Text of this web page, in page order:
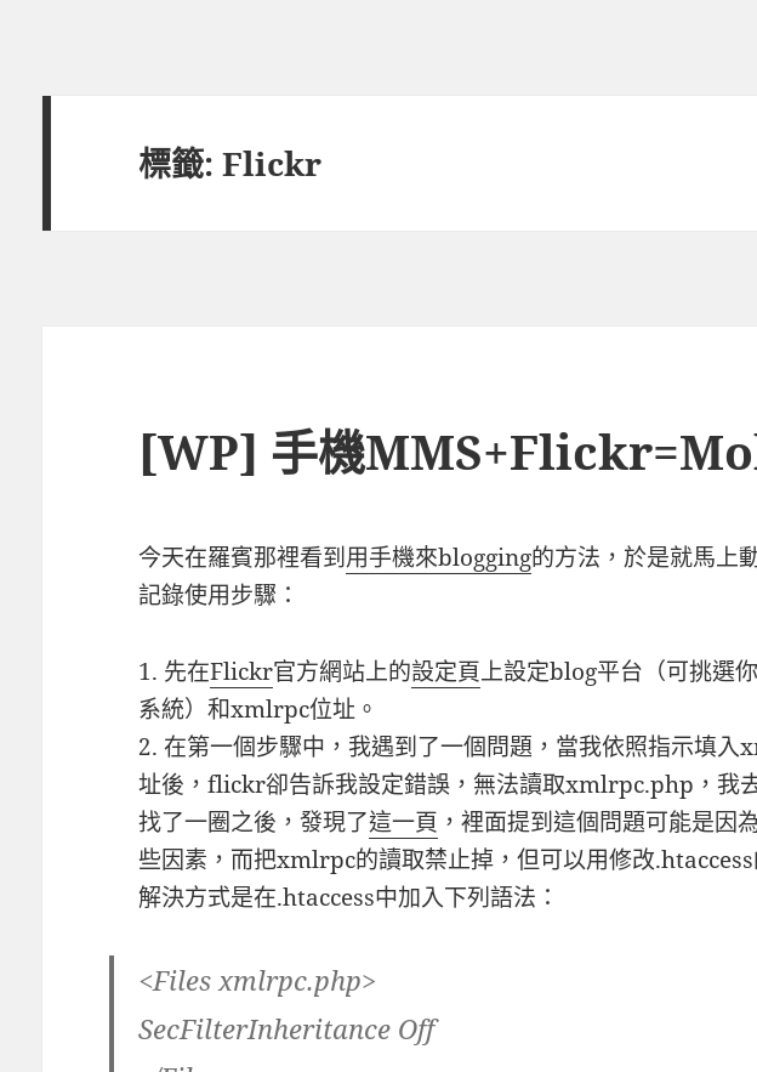
標籤:Flickr
[WP] 手機
今天在羅賓那裡看到 用手機來blogging的方法，於是就馬上
記錄使用步驟：
1. 先在Flickr官方網站上的設定頁上設定blog平台（可挑選
系統）和xmlrpc位址。
2. 在第一個步驟中，我遇到了一個問題，當我依照指示填
址後，flickr卻告訴我設定錯誤，無法讀取xmlrpc.php，我
找了一圈之後，發現了這一頁 ，裡面提到這個問題可能是因
些因素，而把xmlrpc的讀取禁止掉，但可以用修改.htaccess
解決方式是在.htaccess中加入下列語法：
<Files xmlrpc.php>
SecFilterInheritance Off